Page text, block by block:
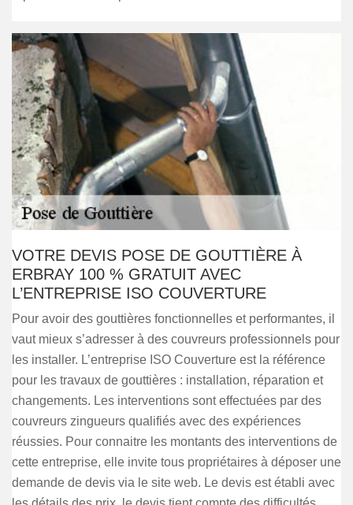
VOTRE DEVIS POSE DE GOUTTIÈRE À
ERBRAY 100 % GRATUIT AVEC
L’ENTREPRISE ISO COUVERTURE
Pour avoir des gouttières fonctionnelles et performantes, il
vaut mieux s’adresser à des couvreurs professionnels pour
les installer. L’entreprise ISO Couverture est la référence
pour les travaux de gouttières : installation, réparation et
changements. Les interventions sont effectuées par des
couvreurs zingueurs qualifiés avec des expériences
réussies. Pour connaitre les montants des interventions de
cette entreprise, elle invite tous propriétaires à déposer une
demande de devis via le site web. Le devis est établi avec